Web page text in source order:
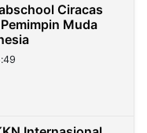
Ciracas
Muda